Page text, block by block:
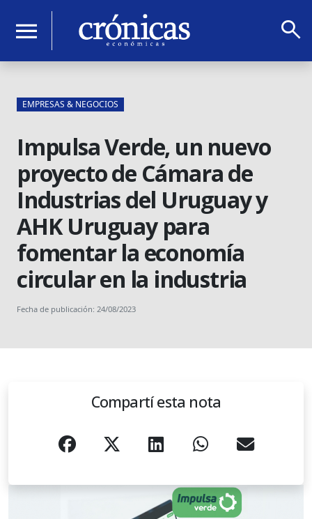
menu search
EMPRESAS & NEGOCIOS
Impulsa Verde, un nuevo
proyecto de Cámara de
Industrias del Uruguay y
AHK Uruguay para
fomentar la economía
circular en la industria
Fecha de publicación: 24/08/2023
Compartí esta nota